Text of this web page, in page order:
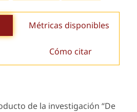
Métricas disponibles
Cómo citar
de la investigación “De